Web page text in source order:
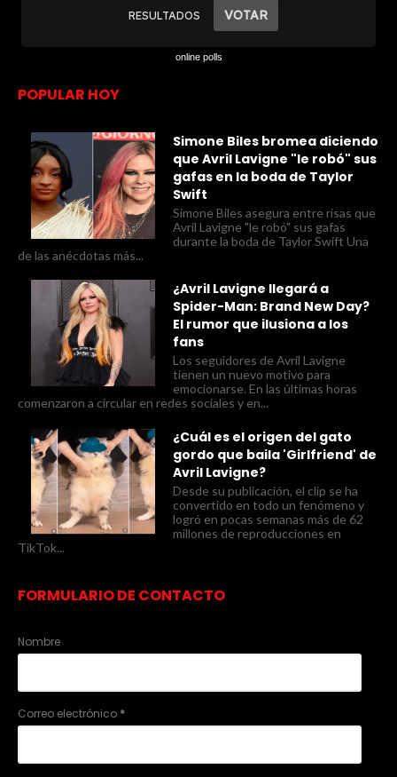
online polls
POPULAR HOY
Simone Biles bromea diciendo
que Avril Lavigne "le robó" sus
gafas en la boda de Taylor
Swift
Simone Biles asegura entre risas que
Avril Lavigne "le robó" sus gafas
durante la boda de Taylor Swift Una
de las anécdotas más...
¿Avril Lavigne llegará a
Spider-Man: Brand New Day?
El rumor que ilusiona a los
fans
Los seguidores de Avril Lavigne
tienen un nuevo motivo para
emocionarse. En las últimas horas
comenzaron a circular en redes sociales y en...
¿Cuál es el origen del gato
gordo que baila 'Girlfriend' de
Avril Lavigne?
Desde su publicación, el clip se ha
convertido en todo un fenómeno y
logró en pocas semanas más de 62
millones de reproducciones en
TikTok...
FORMULARIO DE CONTACTO
Nombre
Correo electrónico *